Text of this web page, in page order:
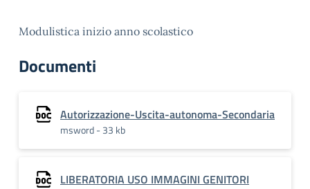
Modulistica inizio anno scolastico
Documenti
Autorizzazione-Uscita-autonoma-Secondaria
msword - 33 kb
LIBERATORIA USO IMMAGINI GENITORI